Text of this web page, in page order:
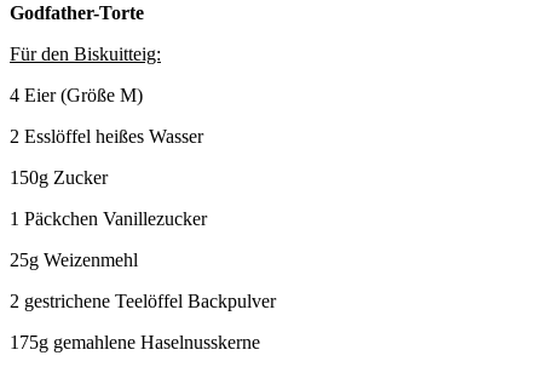
Godfather-Torte
Für den Biskuitteig:
4 Eier (Größe M)
2 Esslöffel heißes Wasser
150g Zucker
1 Päckchen Vanillezucker
25g Weizenmehl
2 gestrichene Teelöffel Backpulver
175g gemahlene Haselnusskerne